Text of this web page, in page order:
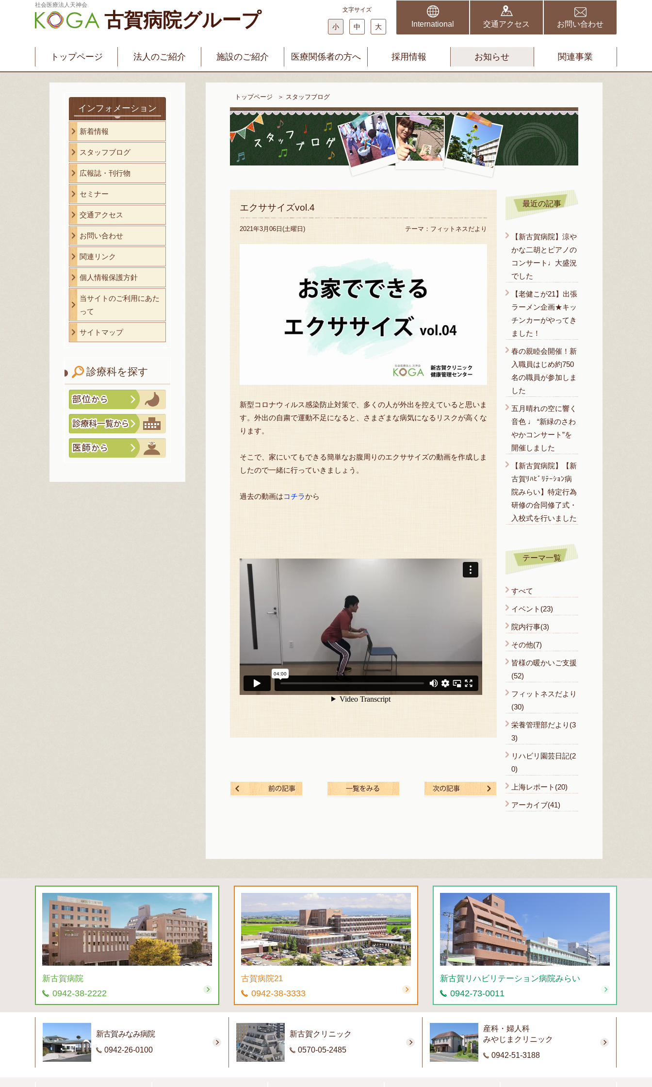
社会医療法人天神会
古賀病院グループ 文字サイズ
小 中 大 International 交通アクセス お問い合わせ
トップページ 法人のご紹介 施設のご紹介
新古賀みなみ病院 新古賀クリニック 産科・婦人科 みやじまクリニック まどかファミリークリニック 野伏間クリニック
矢取クリニック
介護・福祉サービス
古賀国際看護学院
医療関係者の方へ 採用情報 お知らせ 関連事業
インフォメーション
新着情報
スタッフブログ
広報誌・刊行物
セミナー
交通アクセス
お問い合わせ
関連リンク
個人情報保護方針
当サイトのご利用にあた
って
サイトマップ
診療科を探す
トップページ ＞ スタッフブログ
エクササイズvol.4
2021年3月06日(土曜日) テーマ： フィットネスだより
新型コロナウィルス感染防止対策で、多くの人が外出を控えていると思いま
す。外出の自粛で運動不足になると、さまざまな病気になるリスクが高くな
ります。
そこで、家にいてもできる簡単なお腹周りのエクササイズの動画を作成しま
したので一緒に行っていきましょう。
過去の動画はコチラから
一覧を見る 次の記事
最近の記事
【新古賀病院】涼や
かな二胡とピアノの
コンサート♩大盛況
でした
【老健こが21】出張
ラーメン企画★キッ
チンカーがやってき
ました！
春の親睦会開催！新
入職員はじめ約750
名の職員が参加しま
した
五月晴れの空に響く
音色 ♩ “新緑のさわ
やかコンサート”を
開催しました
【新古賀病院】【新
古賀ﾘﾊﾋﾞﾘﾃｰｼｮﾝ病
院みらい】特定行為
研修の合同修了式・
入校式を行いました
テーマ一覧
すべて
イベント(23)
院内行事(3)
その他(7)
皆様の暖かいご支援
(52)
フィットネスだより
(30)
栄養管理部だより(3
3)
リハビリ園芸日記(2
0)
上海レポート(20)
アーカイブ(41)
新古賀病院
0942-38-2222
古賀病院21
0942-38-3333
新古賀リハビリテーション病院みらい
0942-73-0011
新古賀みなみ病院
0942-26-0100
新古賀クリニック
0570-05-2485
産科・婦人科
みやじまクリニック
0942-51-3188